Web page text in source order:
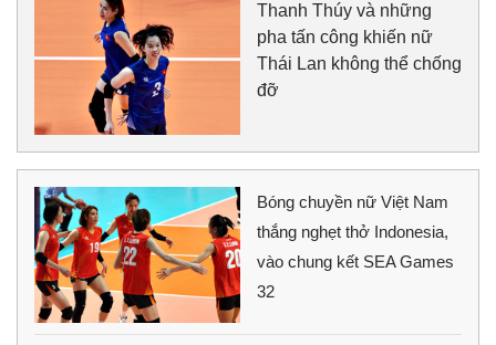
Thanh Thúy và những
pha tấn công khiến nữ
Thái Lan không thể chống
đỡ
Bóng chuyền nữ Việt Nam
thắng nghẹt thở Indonesia,
vào chung kết SEA Games
32